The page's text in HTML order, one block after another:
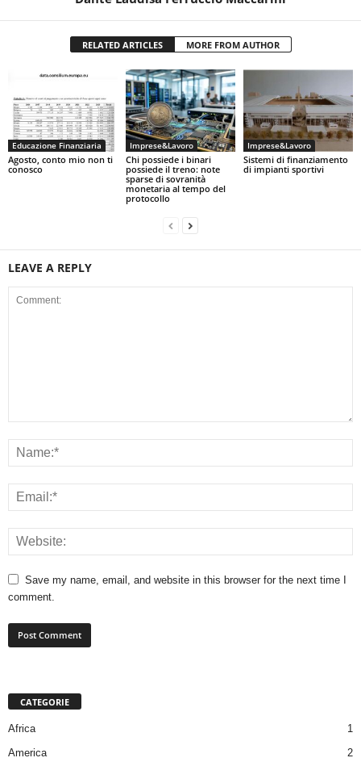
RELATED ARTICLES MORE FROM AUTHOR
Educazione Finanziaria
Agosto, conto mio non ti
conosco
Imprese&Lavoro
Chi possiede i binari
possiede il treno: note
sparse di sovranità
monetaria al tempo del
protocollo
Imprese&Lavoro
Sistemi di finanziamento
di impianti sportivi
LEAVE A REPLY
Save my name, email, and website in this browser for the next time I
comment.
CATEGORIE
Africa
1
America
2